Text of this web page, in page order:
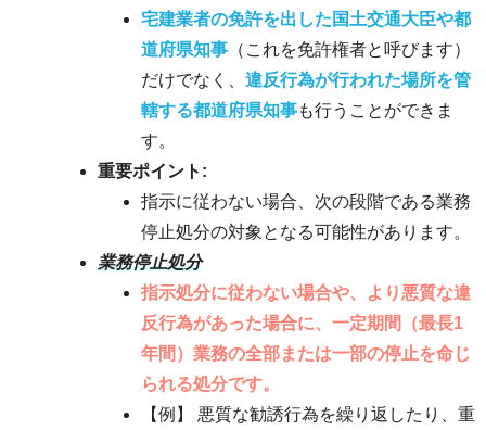
宅建業者の免許を出した国土交通大臣や都
道府県知事 （これを免許権者と呼びます）
だけでなく、 違反行為が行われた場所を管
轄する都道府県知事も行うことができま
す。
重要ポイント:
指示に従わない場合、次の段階である業務
停止処分の対象となる可能性があります。
業務停止処分
指示処分に従わない場合や、より悪質な違
反行為があった場合に、一定期間（最長1
年間）業務の全部または一部の停止を命じ
られる処分です。
【例】 悪質な勧誘行為を繰り返したり、重